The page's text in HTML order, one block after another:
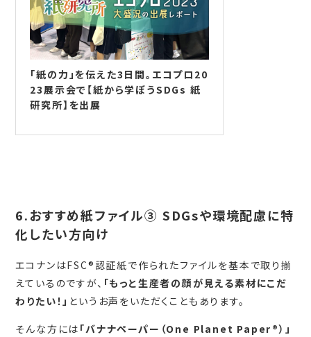
「紙の力」を伝えた3日間。エコプロ20
23展示会で【紙から学ぼうSDGs 紙
研究所】を出展
6.おすすめ紙ファイル③ SDGsや環境配慮に特
化したい方向け
エコナンはFSC®認証紙で作られたファイルを基本で取り揃
えているのですが、 「もっと生産者の顔が見える素材にこだ
わりたい！」 というお声をいただくこともあります。
そんな方には 「バナナペーパー（One Planet Paper®） 」